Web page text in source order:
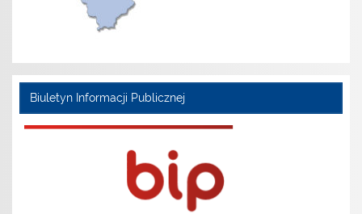
Biuletyn Informacji Publicznej